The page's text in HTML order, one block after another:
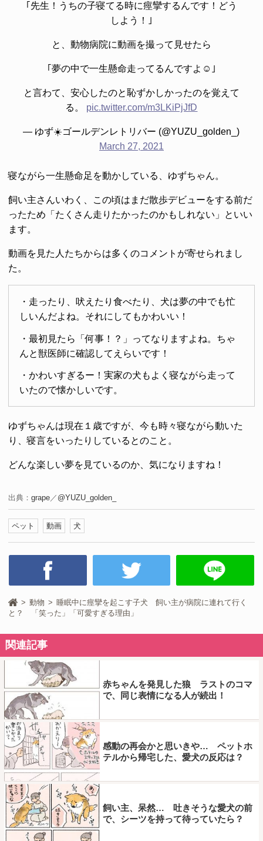
｢先生！うちの子寝てる時に痙攣するんです！どう
しよう！｣
と、動物病院に動画を撮って見せたら
｢夢の中で一生懸命走ってるんですよ☺️｣
と言わて、安心したのと恥ずかしかったのを覚えて
る。 pic.twitter.com/m3LKiPjJfD
— ゆず☀️ゴールデンレトリバー (@YUZU_golden_)
March 27, 2021
寝ながら一生懸命足を動かしている、ゆずちゃん。
飼い主さんいわく、この頃はまだ散歩デビューをする前だ
ったため「たくさん走りたかったのかもしれない」といい
ます。
動画を見た人たちからは多くのコメントが寄せられまし
た。
・走ったり、吠えたり食べたり、犬は夢の中でも忙
しいんだよね。それにしてもかわいい！
・最初見たら「何事！？」ってなりますよね。ちゃ
んと獣医師に確認してえらいです！
・かわいすぎるー！実家の犬もよく寝ながら走って
いたので懐かしいです。
ゆずちゃんは現在１歳ですが、今も時々寝ながら動いた
り、寝言をいったりしているとのこと。
どんな楽しい夢を見ているのか、気になりますね！
出典： grape ／ @YUZU_golden_
ペット 動画 犬
動物
睡眠中に痙攣を起こす子犬 飼い主が病院に連れて行く
と？ 「笑った」「可愛すぎる理由」
関連記事
赤ちゃんを発見した狼 ラストのコマ
で、同じ表情になる人が続出！
感動の再会かと思いきや… ペットホ
テルから帰宅した、愛犬の反応は？
飼い主、呆然… 吐きそうな愛犬の前
で、シーツを持って待っていたら？